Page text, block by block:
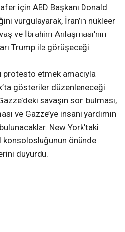
için ABD Başkanı Donald
vurgulayarak, İran’ın nükleer
ve İbrahim Anlaşması’nın
Trump ile görüşeceği
protesto etmek amacıyla
gösteriler düzenleneceği
savaşın son bulması,
ve Gazze’ye insani yardımın
New York’taki
önünde
duyurdu.